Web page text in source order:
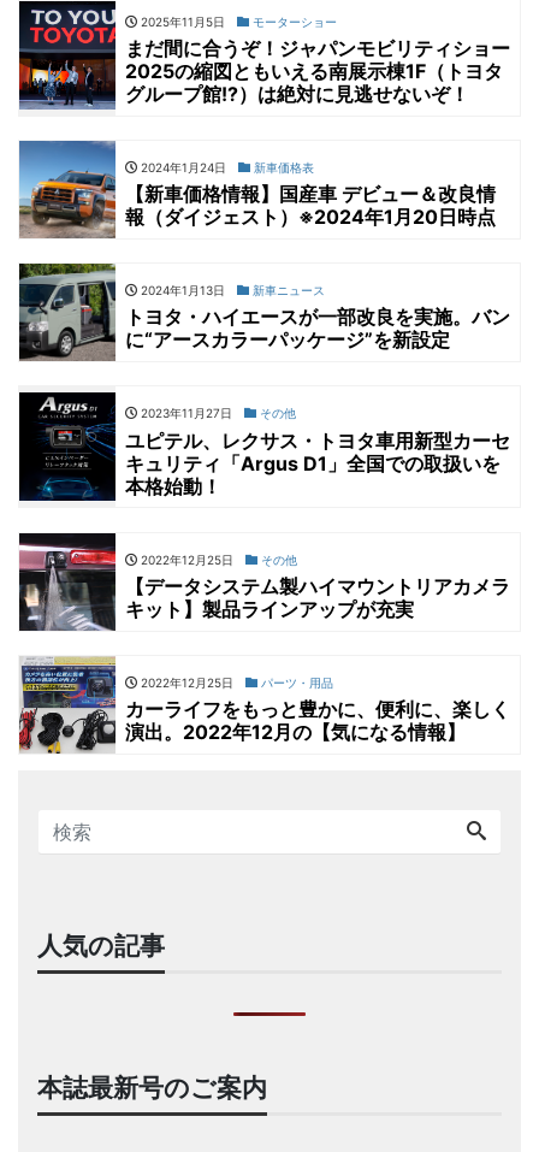
2025年11月5日 モーターショー
まだ間に合うぞ！ジャパンモビリティショー
2025の縮図ともいえる南展示棟1F（トヨタ
グループ館!?）は絶対に見逃せないぞ！
2024年1月24日 新車価格表
【新車価格情報】国産車 デビュー＆改良情
報（ダイジェスト）※2024年1月20日時点
2024年1月13日 新車ニュース
トヨタ・ハイエースが一部改良を実施。バン
に“アースカラーパッケージ”を新設定
2023年11月27日 その他
ユピテル、レクサス・トヨタ車用新型カーセ
キュリティ「Argus D1」全国での取扱いを
本格始動！
2022年12月25日 その他
【データシステム製ハイマウントリアカメラ
キット】製品ラインアップが充実
2022年12月25日 パーツ・用品
カーライフをもっと豊かに、便利に、楽しく
演出。2022年12月の【気になる情報】
人気の記事
本誌最新号のご案内